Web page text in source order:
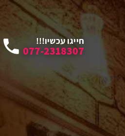
חייגו עכשיו!!!
077-2318307